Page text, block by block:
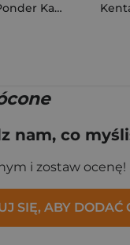
Katie
nam, co
i zostaw ocenę!
SIĘ, ABY DODAĆ